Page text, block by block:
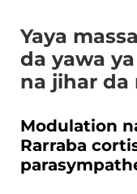
Yaya
da yawa
na jihar da
Modulation
Rarraba